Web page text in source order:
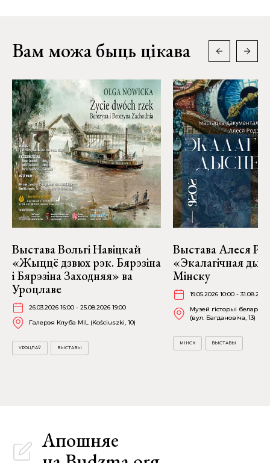
Вам можа быць цікава
Выстава Вольгі Навіцкай
«Жыццё дзвюх рэк. Бярэзіна
і Бярэзіна Заходняя» ва
Уроцлаве
26.03.2026 16:00 - 25.08.2026 19:00
Галерэя Клуба MiL (Kościuszki, 10)
УРОЦЛАЎ ВЫСТАВЫ
Выстава Алеся
«Экалагічная
Мінску
19.05.2026 10:00 -
Музей гісторыі
(вул. Багдановіча, 13)
МІНСК ВЫСТАВЫ
Апошняе